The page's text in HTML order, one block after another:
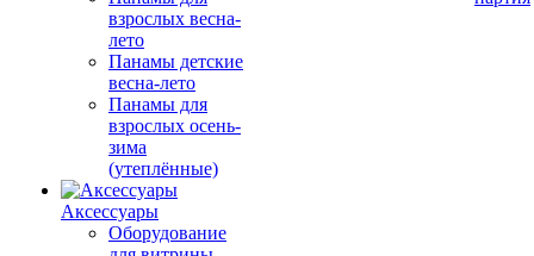
взрослых весна-
лето
Панамы детские
весна-лето
Панамы для
взрослых осень-
зима
(утеплённые)
Аксессуары
Оборудование